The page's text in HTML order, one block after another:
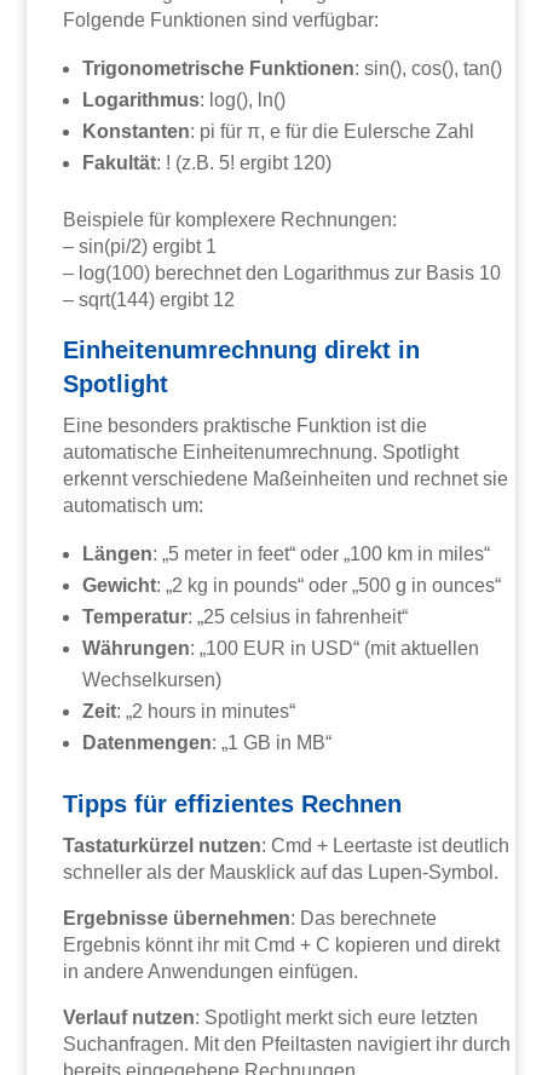
Folgende Funktionen sind verfügbar:
Trigonometrische Funktionen: sin(), cos(), tan()
Logarithmus: log(), ln()
Konstanten: pi für π, e für die Eulersche Zahl
Fakultät: ! (z.B. 5! ergibt 120)
Beispiele für komplexere Rechnungen:
– sin(pi/2) ergibt 1
– log(100) berechnet den Logarithmus zur Basis 10
– sqrt(144) ergibt 12
Einheitenumrechnung direkt in
Spotlight
Eine besonders praktische Funktion ist die
automatische Einheitenumrechnung. Spotlight
erkennt verschiedene Maßeinheiten und rechnet sie
automatisch um:
Längen: „5 meter in feet“ oder „100 km in miles“
Gewicht: „2 kg in pounds“ oder „500 g in ounces“
Temperatur: „25 celsius in fahrenheit“
Währungen: „100 EUR in USD“ (mit aktuellen
Wechselkursen)
Zeit: „2 hours in minutes“
Datenmengen: „1 GB in MB“
Tipps für effizientes Rechnen
Tastaturkürzel nutzen: Cmd + Leertaste ist deutlich
schneller als der Mausklick auf das Lupen-Symbol.
Ergebnisse übernehmen: Das berechnete
Ergebnis könnt ihr mit Cmd + C kopieren und direkt
in andere Anwendungen einfügen.
Verlauf nutzen: Spotlight merkt sich eure letzten
Suchanfragen. Mit den Pfeiltasten navigiert ihr durch